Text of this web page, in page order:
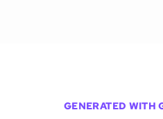
GENERATED WITH